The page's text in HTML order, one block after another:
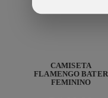
CAMISETA
FLAMENGO BATER
FEMININO